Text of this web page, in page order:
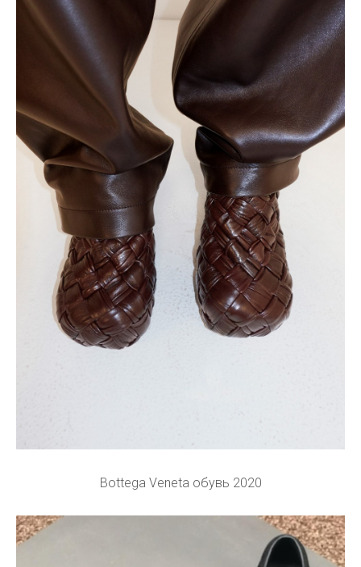
Bottega Veneta обувь 2020